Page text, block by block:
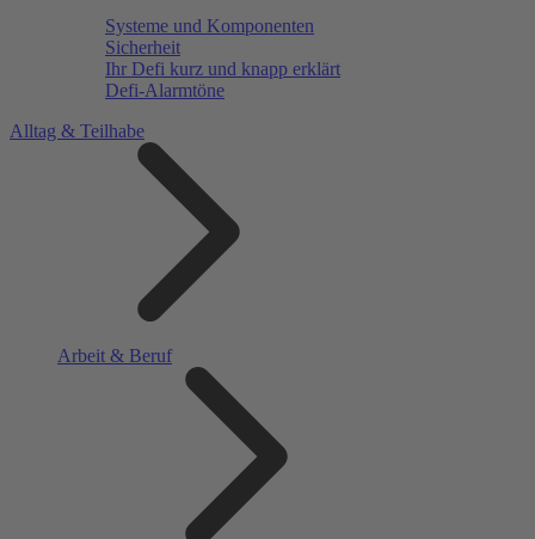
Systeme und Komponenten
Sicherheit
Ihr Defi kurz und knapp erklärt
Defi-Alarmtöne
Alltag & Teilhabe
Arbeit & Beruf